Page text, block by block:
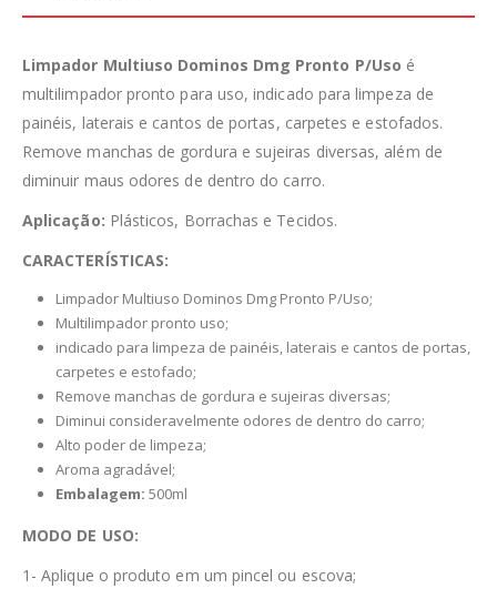
Limpador Multiuso Dominos Dmg Pronto P/Uso é
multilimpador pronto para uso, indicado para limpeza de
painéis, laterais e cantos de portas, carpetes e estofados.
Remove manchas de gordura e sujeiras diversas, além de
diminuir maus odores de dentro do carro.
Aplicação: Plásticos, Borrachas e Tecidos.
CARACTERÍSTICAS:
Limpador Multiuso Dominos Dmg Pronto P/Uso;
Multilimpador pronto uso;
indicado para limpeza de painéis, laterais e cantos de portas,
carpetes e estofado;
Remove manchas de gordura e sujeiras diversas;
Diminui consideravelmente odores de dentro do carro;
Alto poder de limpeza;
Aroma agradável;
Embalagem: 500ml
MODO DE USO:
1- Aplique o produto em um pincel ou escova;